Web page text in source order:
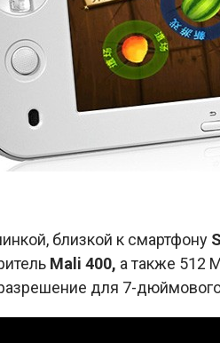
близкой к смартфону
Mali 400, а также 512
для 7-